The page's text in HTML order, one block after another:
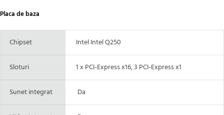
Placa de baza
Chipset Intel Intel Q250
Sloturi 1 x PCI-Express x16, 3 PCI-Express x1
Sunet integrat Da